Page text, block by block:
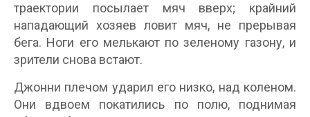
траектории посылает мяч вверх; крайний
нападающий хозяев ловит мяч, не прерывая
бега. Ноги его мелькают по зеленому газону, и
зрители снова встают.
Джонни плечом ударил его низко, над коленом.
Они вдвоем покатились по полю, поднимая